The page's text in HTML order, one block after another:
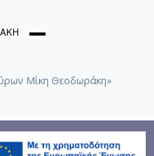
Μίκη Θεοδωράκη»